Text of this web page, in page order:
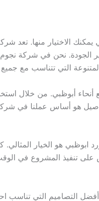
الاختيار منها. تعد
الجودة. نحن في شركة نجوم
التي تتناسب مع جميع
أنحاء أبوظبي. من خلال
هو أساس عملنا في
هو الخيار المثالي.
على تنفيذ المشروع في
التصاميم التي تناسب